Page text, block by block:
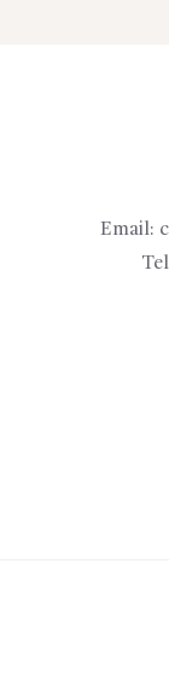
Email: